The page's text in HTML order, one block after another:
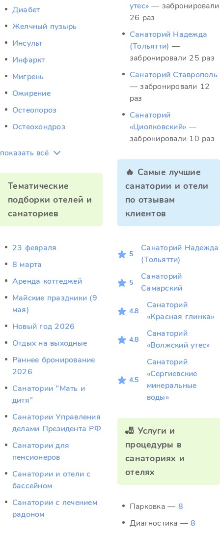
Диабет
Желчный пузырь
Инсульт
Инфаркт
Мигрень
Ожирение
Остеопороз
Остеохондроз
показать всё
Тематические
подборки отелей и
санаториев
23 февраля
8 марта
Аренда коттеджей
Майские праздники (9
мая)
Новый год 2026
Отдых на выходные
Раннее бронирование
2026
Санатории "Мать и
дитя"
Санатории Управления
делами Президента РФ
Санатории для
пенсионеров
Санатории и отели с
бассейном
Санатории с лечением
радоном
утес» — забронировали
26 раз
Санаторий Надежда
(Тольятти) —
забронировали 25 раз
Санаторий Ставрополь
— забронировали 12
раз
Санаторий
«Циолковский» —
забронировали 10 раз
🔥 Самые лучшие
санатории и отели
по отзывам
клиентов
5
Санаторий Надежда
(Тольятти)
5
Санаторий
Самарский
4.8
Санаторий
«Красная глинка»
4.8
Санаторий
«Волжский утес»
4.5
Санаторий
«Сергиевские
минеральные
воды»
🎳 Услуги и
процедуры в
санаториях и
отелях
Парковка — 8
Диагностика —8